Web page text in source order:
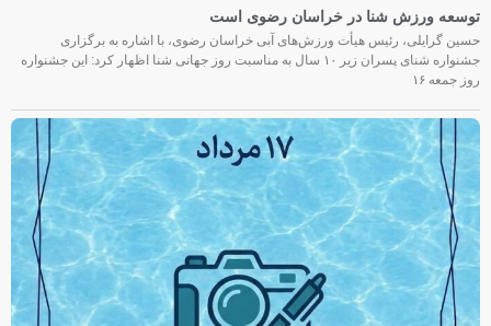
توسعه ورزش شنا در خراسان رضوی است
حسین گرایلی، رئیس هیأت ورزش‌های آبی خراسان رضوی، با اشاره به برگزاری
جشنواره شنای پسران زیر ۱۰ سال به مناسبت روز جهانی شنا اظهار کرد: این جشنواره
روز جمعه‌ ۱۶